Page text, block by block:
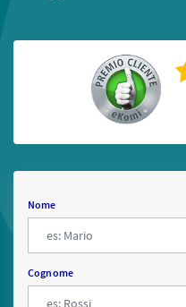
Nome
Cognome